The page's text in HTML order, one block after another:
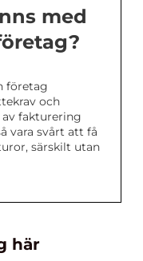
med
företag
och
fakturering
vara svårt att få
särskilt utan
här